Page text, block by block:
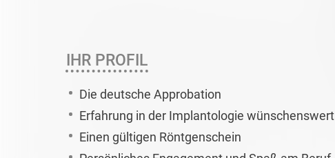
IHR PROFIL
Die deutsche Approbation
Erfahrung in der Implantologie wünschenswert
Einen gültigen Röntgenschein